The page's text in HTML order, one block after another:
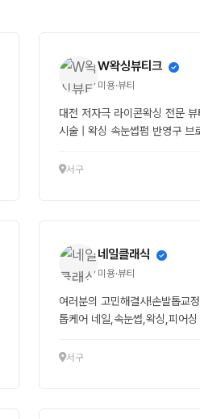
W왁싱뷰티크
미용·뷰티
대전 저자극 라이콘왁싱 전문
시술 | 왁싱 속눈썹펌 반영구 브
서구
네일클래식
미용·뷰티
여러분의 고민해결사!손발톱교
톱케어 네일,속눈썹,왁싱,피어싱
서구